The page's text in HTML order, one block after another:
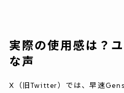
実際の使用感は？
な声
X（旧Twitter）では、早速